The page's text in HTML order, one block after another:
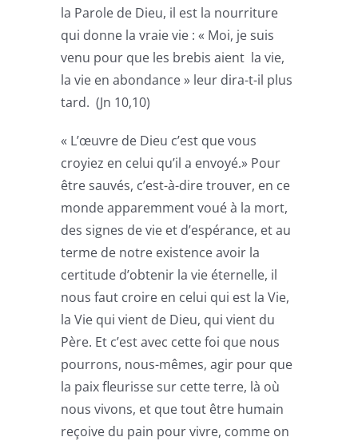
la Parole de Dieu, il est la nourriture
qui donne la vraie vie : « Moi, je suis
venu pour que les brebis aient la vie,
la vie en abondance » leur dira-t-il plus
tard. (Jn 10,10)
« L’œuvre de Dieu c’est que vous
croyiez en celui qu’il a envoyé.» Pour
être sauvés, c’est-à-dire trouver, en ce
monde apparemment voué à la mort,
des signes de vie et d’espérance, et au
terme de notre existence avoir la
certitude d’obtenir la vie éternelle, il
nous faut croire en celui qui est la Vie,
la Vie qui vient de Dieu, qui vient du
Père. Et c’est avec cette foi que nous
pourrons, nous-mêmes, agir pour que
la paix fleurisse sur cette terre, là où
nous vivons, et que tout être humain
reçoive du pain pour vivre, comme on